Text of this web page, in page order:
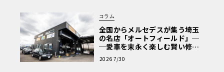
コラム
全国からメルセデスが集う埼玉
の名店「オートフィールド」─
─愛車を末永く楽しむ賢い修理
術と、プロがフックス製オイル
を選ぶ理由〈PR〉
2026 7/30